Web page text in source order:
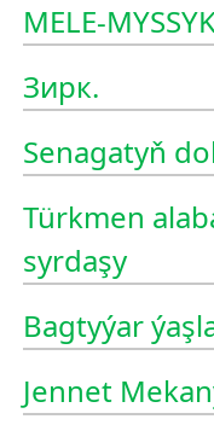
MELE-
Зирк.
Senagatyň
Türkmen
syrdaşy
Bagtyýar
Jennet